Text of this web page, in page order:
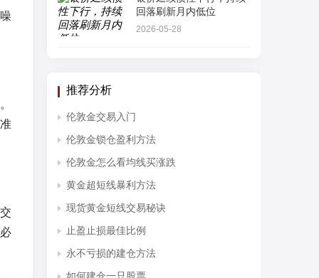
回落刷新月内低位
2026-05-28
推荐分析
伦敦金交易入门
伦敦金锁仓盈利方法
伦敦金怎么看均线买涨跌
黄金超短线暴利方法
现货黄金短线交易秘诀
止盈止损最佳比例
永不亏损的建仓方法